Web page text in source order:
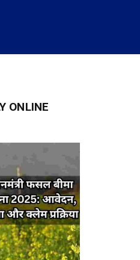
ONLINE